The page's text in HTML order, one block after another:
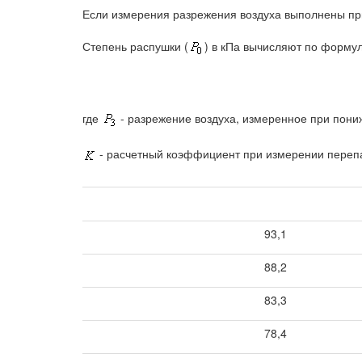
Если измерения разрежения воздуха выполнены
Степень распушки (
) в кПа вычисляют по
где - разрежение воздуха, измеренное при
- расчетный коэффициент при измерении
93,1
88,2
83,3
78,4